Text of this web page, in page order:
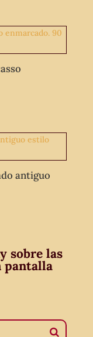
antiguo
sobre las
pantalla